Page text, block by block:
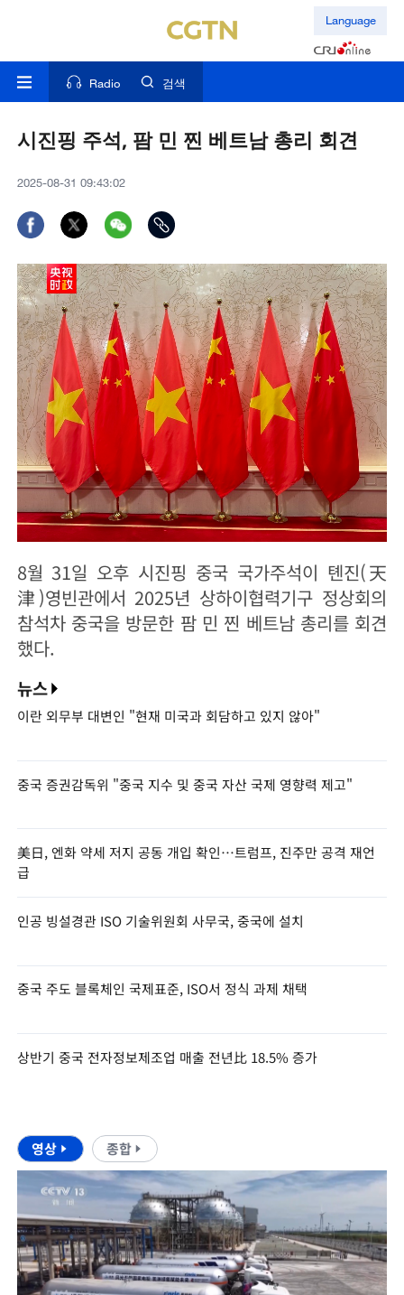
Language
Radio 검색
시진핑 주석, 팜 민 찐 베트남 총리 회견
2025-08-31 09:43:02
8월 31일 오후 시진핑 중국 국가주석이 톈진(天
津)영빈관에서 2025년 상하이협력기구 정상회의
참석차 중국을 방문한 팜 민 찐 베트남 총리를 회견
했다.
뉴스
이란 외무부 대변인 "현재 미국과 회담하고 있지 않아"
중국 증권감독위 "중국 지수 및 중국 자산 국제 영향력 제고"
美日, 엔화 약세 저지 공동 개입 확인…트럼프, 진주만 공격 재언
급
인공 빙설경관 ISO 기술위원회 사무국, 중국에 설치
중국 주도 블록체인 국제표준, ISO서 정식 과제 채택
상반기 중국 전자정보제조업 매출 전년比 18.5% 증가
영상 종합